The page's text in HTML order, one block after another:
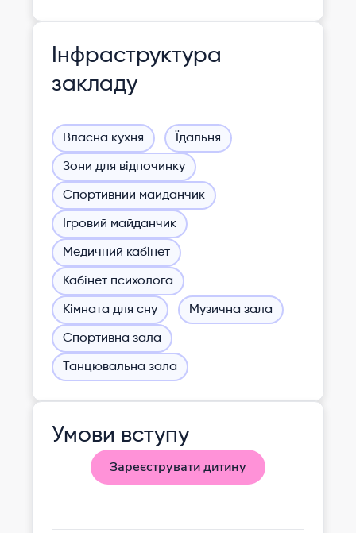
Інфраструктура
закладу
Власна кухня Їдальня
Зони для відпочинку
Спортивний майданчик
Ігровий майданчик
Медичний кабінет
Кабінет психолога
Кімната для сну Музична зала
Спортивна зала
Танцювальна зала
Умови вступу
Зареєструвати дитину